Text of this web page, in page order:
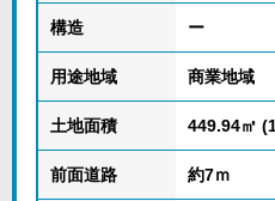
構造 ー
用途地域 商業地域
土地面積 449.94㎡
前面道路 約7ｍ